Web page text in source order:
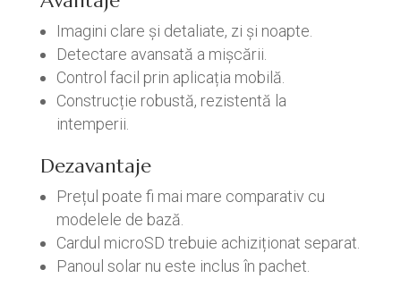
Imagini clare și detaliate, zi și noapte.
Detectare avansată a mișcării.
Control facil prin aplicația mobilă.
Construcție robustă, rezistentă la
intemperii.
Dezavantaje
Prețul poate fi mai mare comparativ cu
modelele de bază.
Cardul microSD trebuie achiziționat separat.
Panoul solar nu este inclus în pachet.